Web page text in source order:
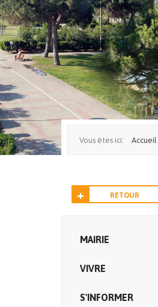
Vous êtes ici: Accueil
RETOUR
MAIRIE
VIVRE
S'INFORMER